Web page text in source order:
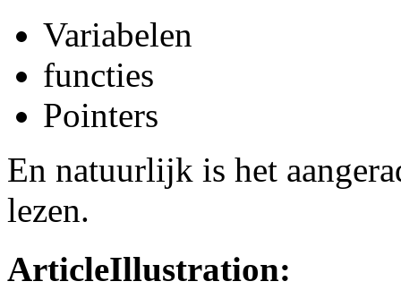
Variabelen
functies
Pointers
En natuurlijk is het
lezen.
ArticleIllustration: